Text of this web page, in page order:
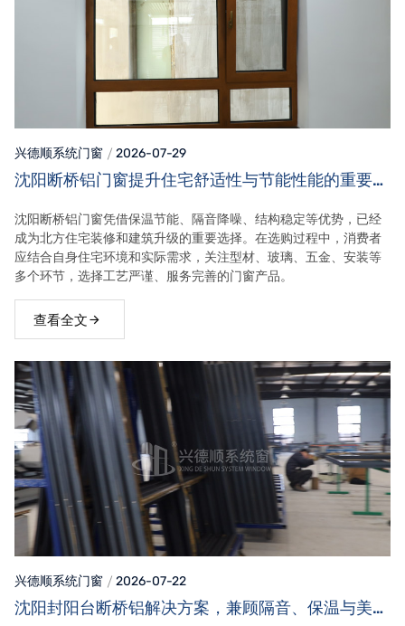
兴德顺系统门窗 2026-07-29
沈阳断桥铝门窗提升住宅舒适性与节能性能的重要选
沈阳断桥铝门窗凭借保温节能、隔音降噪、结构稳定等优势，已经
成为北方住宅装修和建筑升级的重要选择。在选购过程中，消费者
应结合自身住宅环境和实际需求，关注型材、玻璃、五金、安装等
多个环节，选择工艺严谨、服务完善的门窗产品。
查看全文
兴德顺系统门窗 2026-07-22
沈阳封阳台断桥铝解决方案，兼顾隔音、保温与美观